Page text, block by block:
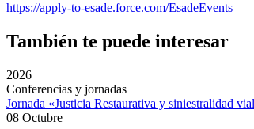
https://apply-to-esade.force.com/EsadeEvents
También te puede interesar
2026
Conferencias y jornadas
Jornada «Justicia Restaurativa y siniestralidad
08 Octubre